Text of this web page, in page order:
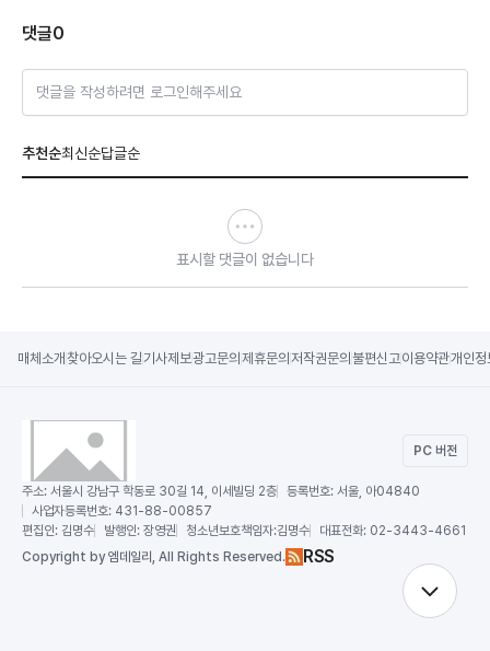
댓글0
댓글을 작성하려면 로그인해주세요
추천순최신순답글순
표시할 댓글이 없습니다
매체소개 찾아오시는 길기사제보광고문의 제휴문의 저작권문의 불편신고이용약관개인정
PC 버전
주소: 서울시 강남구 학동로 30길 14, 이세빌딩 2층 등록번호: 서울, 아04840
사업자등록번호: 431-88-00857
편집인: 김명수 발행인: 장영권 청소년보호책임자:김명수 대표전화: 02-3443-4661
Copyright by 엠데일리, All Rights Reserved. RSS